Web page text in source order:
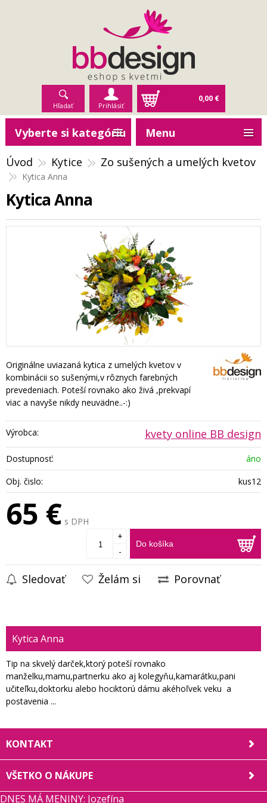
Hľadať Prihlásiť
0,00 €
Úvod Kytice Zo sušených a umelých kvetov
Kytica Anna
Kytica Anna
Originálne uviazaná kytica z umelých kvetov v
kombinácii so sušenými,v rôznych farebných
prevedeniach. Poteší rovnako ako živá ,prekvapí
viac a navyše nikdy neuvädne..-:)
Výrobca: kvety online BB design
Dostupnosť:
áno
Obj. čislo:
kus12
65 € s DPH
Do košíka
+
-
Sledovať Želám si Porovnať
Kytica Anna
Tip na skvelý darček,ktorý poteší rovnako
manželku,mamu,partnerku ako aj kolegyňu,kamarátku,pani
učiteľku,doktorku alebo hociktorú dámu akéhoľvek veku a
postavenia ...
Vyberte si kategóriu Menu
KONTAKT
VŠETKO O NÁKUPE
DNES MÁ MENINY: Jozefína